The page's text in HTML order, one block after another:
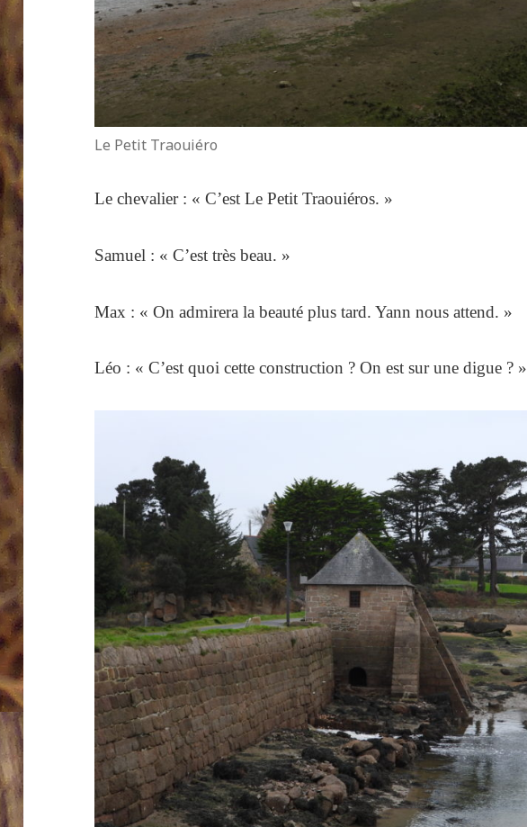
Le Petit Traouiéro
Le chevalier : « C’est Le Petit Traouiéros. »
Samuel : « C’est très beau. »
Max : « On admirera la beauté plus tard. Yann nous attend. »
Léo : « C’est quoi cette construction ? On est sur une digue ? »